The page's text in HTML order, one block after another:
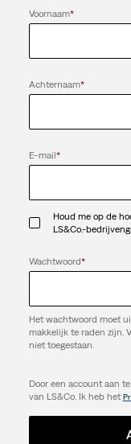
Voornaam*
Achternaam*
E-mail*
Houd me op de
LS&Co.-
Wachtwoord*
Het wachtwoord moet
makkelijk te raden zijn.
niet toegestaan.
Door een account aan
van LS&Co. Ik heb het